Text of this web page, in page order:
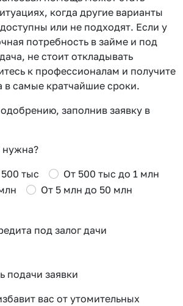
когда другие варианты
или не подходят. Если у
потребность в займе и под
не стоит откладывать
к профессионалам и получите
в самые кратчайшие сроки.
заполнив заявку в
нужна?
тыс
От 500 тыс до 1 млн
От 5 млн до 50 млн
под залог дачи
подачи заявки
вас от утомительных